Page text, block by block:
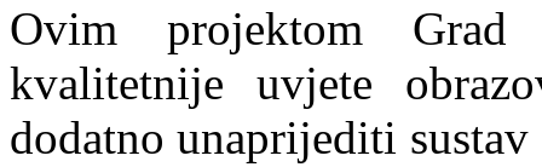
Ovim projektom
kvalitetnije uvjete
dodatno unaprijediti